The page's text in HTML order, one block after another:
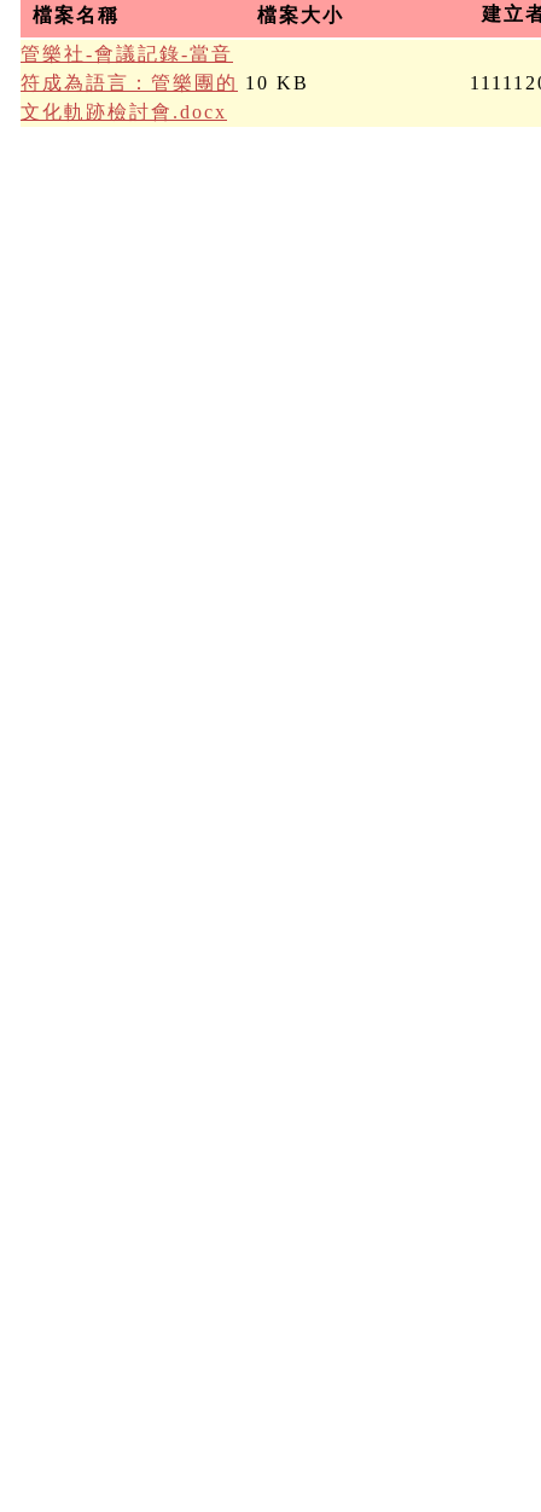
檔案名稱 檔案大小
建立
管樂社-會議記錄-當音
符成為語言：管樂團的
文化軌跡檢討會.docx
10 KB